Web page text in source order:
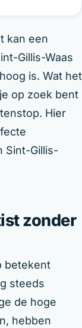
kan een
Gillis-Waas
is. Wat het
op zoek bent
Hier
Sint-Gillis-
zonder
betekent
steeds
de hoge
hebben